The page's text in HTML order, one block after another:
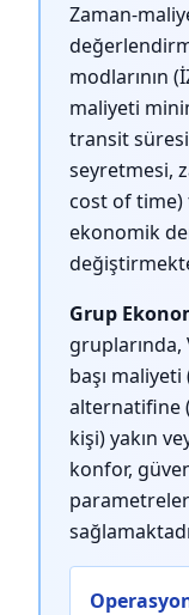
Zaman-
modlarının
maliyeti
transit
seyretmesi,
cost of time)
ekonomik
Grup
başı maliyeti
alternatifine
kişi) yakın
konfor,